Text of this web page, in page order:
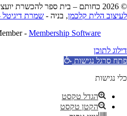
ספר להכשרת יועצים ביוגרפים. עיצוב -
הלית קלכמן, בניה - שמרת דיגיטל
-Membership Software
לתוכן
סרגל נגישות
נגישות
הגדל טקסט
הקטן טקסט